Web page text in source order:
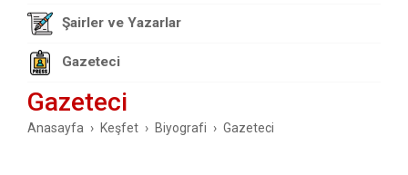
Şairler ve Yazarlar
Gazeteci
Gazeteci
Anasayfa Keşfet Biyografi Gazeteci